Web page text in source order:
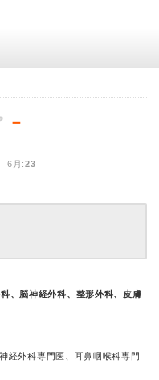
－
月:23
、脳神経外科、整形外科、皮膚
経外科専門医、耳鼻咽喉科専門